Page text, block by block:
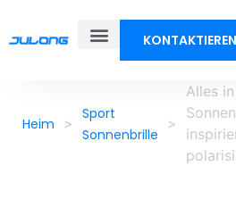
Heim >
Sport
Sonnenbrille
>
Alles